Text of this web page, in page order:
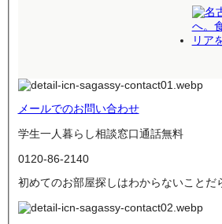
メールでのお問い合わせ
学生一人暮らし相談窓口通話無料
0120-86-2140
初めてのお部屋探しはわからないこと